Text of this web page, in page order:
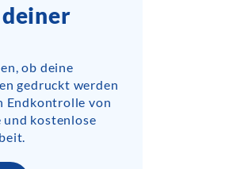
ob deine
gedruckt werden
Endkontrolle von
kostenlose